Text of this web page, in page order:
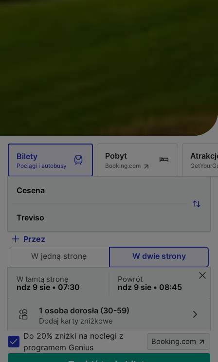
Bilety
Pociągi i autobusy
Pobyt
Booking.com
Przez
W jedną stronę
W dwie strony
W tamtą stronę Powrót
1 osoba dorosła (30-59)
Dodaj karty zniżkowe
Do 20% zniżki na noclegi z
programem Genius
Booking.com